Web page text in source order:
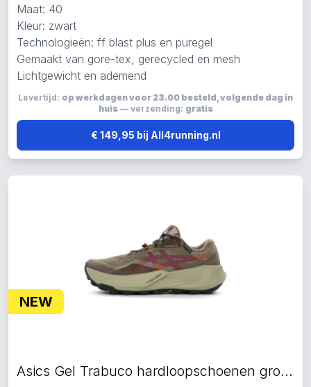
Maat: 40
Kleur: zwart
Technologieën: ff blast plus en puregel
Gemaakt van gore-tex, gerecycled en mesh
Lichtgewicht en ademend
Levertijd: op werkdagen voor 23.00 besteld, volgende dag in
huis— verzending: gratis
€ 149,95 bij All4running.nl
NEW
Asics Gel Trabuco hardloopschoenen groen